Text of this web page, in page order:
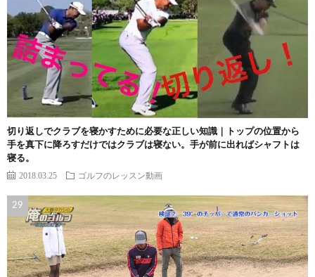
切り返しでクラブを寝かすために必要な正しい知識｜トップの位置から
手を真下に降ろすだけではクラブは寝ない。手が前に出ればシャフトは
寝る。
2018.03.25 ゴルフのレッスン動画